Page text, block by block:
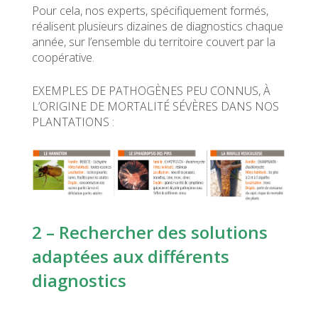
Pour cela, nos experts, spécifiquement formés,
réalisent plusieurs dizaines de diagnostics chaque
année, sur l’ensemble du territoire couvert par la
coopérative.
EXEMPLES DE PATHOGÈNES PEU CONNUS, À
L’ORIGINE DE MORTALITÉ SÉVÈRES DANS NOS
PLANTATIONS :
2 – Rechercher des solutions
adaptées aux différents
diagnostics